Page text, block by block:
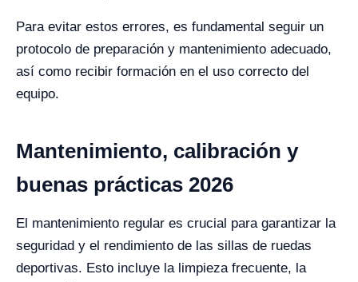
Para evitar estos errores, es fundamental seguir un
protocolo de preparación y mantenimiento adecuado,
así como recibir formación en el uso correcto del
equipo.
Mantenimiento, calibración y
buenas prácticas 2026
El mantenimiento regular es crucial para garantizar la
seguridad y el rendimiento de las sillas de ruedas
deportivas. Esto incluye la limpieza frecuente, la